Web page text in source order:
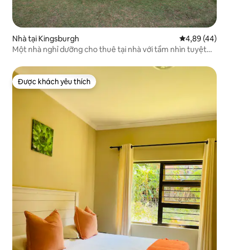
Nhà tại Kingsburgh Xếp hạng
4,89 (44)
Một nhà nghỉ dưỡng cho thuê tại nhà với tầm nhìn tuyệt
Được khách yêu thích
Được khách yêu thích